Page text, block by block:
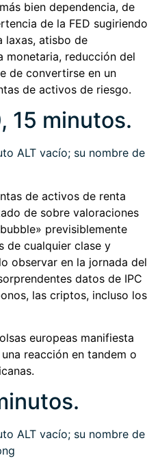
bien dependencia, de
de la FED sugiriendo
laxas, atisbo de
monetaria, reducción del
de convertirse en un
de activos de riesgo.
15 minutos.
de activos de renta
de sobre valoraciones
previsiblemente
de cualquier clase y
observar en la jornada del
datos de IPC
las criptos, incluso los
europeas manifiesta
reacción en tandem o